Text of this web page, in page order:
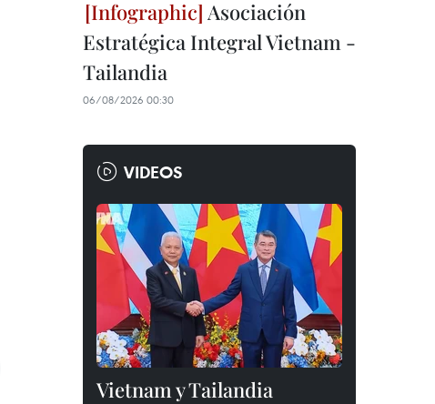
Asociación
Estratégica Integral Vietnam -
Tailandia
06/08/2026 00:30
VIDEOS
Vietnam y Tailandia